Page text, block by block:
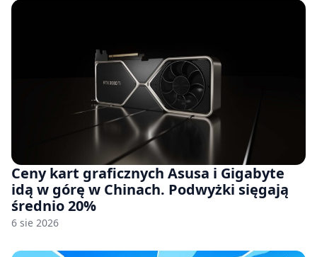
Ceny kart graficznych Asusa i Gigabyte
idą w górę w Chinach. Podwyżki sięgają
średnio 20%
6 sie 2026